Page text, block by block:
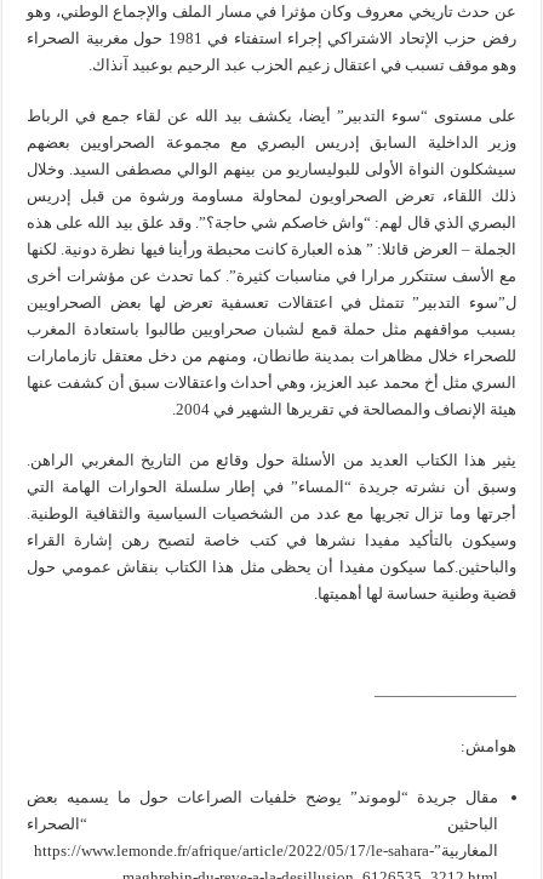
عن حدث تاريخي معروف وكان مؤثرا في مسار الملف والإجماع الوطني، وهو
رفض حزب الإتحاد الاشتراكي إجراء استفتاء في 1981 حول مغربية الصحراء
وهو موقف تسبب في اعتقال زعيم الحزب عبد الرحيم بوعبيد آنذاك.
على مستوى “سوء التدبير” أيضا، يكشف بيد الله عن لقاء جمع في الرباط
وزير الداخلية السابق إدريس البصري مع مجموعة الصحراويين بعضهم
سيشكلون النواة الأولى للبوليساريو من بينهم الوالي مصطفى السيد. وخلال
ذلك اللقاء، تعرض الصحراويون لمحاولة مساومة ورشوة من قبل إدريس
البصري الذي قال لهم: “واش خاصكم شي حاجة؟”. وقد علق بيد الله على هذه
الجملة – العرض قائلا: ” هذه العبارة كانت محبطة ورأينا فيها نظرة دونية. لكنها
مع الأسف ستتكرر مرارا في مناسبات كثيرة”. كما تحدث عن مؤشرات أخرى
ل”سوء التدبير” تتمثل في اعتقالات تعسفية تعرض لها بعض الصحراويين
بسبب مواقفهم مثل حملة قمع لشبان صحراويين طالبوا باستعادة المغرب
للصحراء خلال مظاهرات بمدينة طانطان، ومنهم من دخل معتقل تازمامارات
السري مثل أخ محمد عبد العزيز، وهي أحداث واعتقالات سبق أن كشفت عنها
هيئة الإنصاف والمصالحة في تقريرها الشهير في 2004.
يثير هذا الكتاب العديد من الأسئلة حول وقائع من التاريخ المغربي الراهن.
وسبق أن نشرته جريدة “المساء” في إطار سلسلة الحوارات الهامة التي
أجرتها وما تزال تجريها مع عدد من الشخصيات السياسية والثقافية الوطنية.
وسيكون بالتأكيد مفيدا نشرها في كتب خاصة لتصبح رهن إشارة القراء
والباحثين.كما سيكون مفيدا أن يحظى مثل هذا الكتاب بنقاش عمومي حول
قضية وطنية حساسة لها أهميتها.
—————————
هوامش:
مقال جريدة “لوموند” يوضح خلفيات الصراعات حول ما يسميه بعض
الباحثين “الصحراء
المغاربية”https://www.lemonde.fr/afrique/article/2022/05/17/le-sahara-